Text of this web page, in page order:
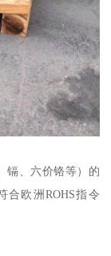
镉、六价铬等）的
合欧洲ROHS指令